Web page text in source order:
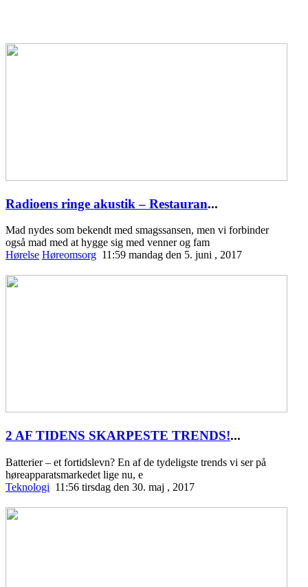
Radioens ringe akustik – Restauran...
Mad nydes som bekendt med smagssansen, men vi forbinder
også mad med at hygge sig med venner og fam
Hørelse Høreomsorg 11:59 mandag den 5. juni , 2017
2 AF TIDENS SKARPESTE TRENDS!...
Batterier – et fortidslevn? En af de tydeligste trends vi ser på
høreapparatsmarkedet lige nu, e
Teknologi 11:56 tirsdag den 30. maj , 2017